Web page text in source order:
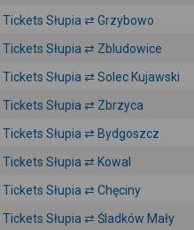
Tickets Słupia ⇄ Grzybowo
Tickets Słupia ⇄ Zbludowice
Tickets Słupia ⇄ Solec Kujawski
Tickets Słupia ⇄ Zbrzyca
Tickets Słupia ⇄ Bydgoszcz
Tickets Słupia ⇄ Kowal
Tickets Słupia ⇄ Chęciny
Tickets Słupia ⇄ Śladków Mały